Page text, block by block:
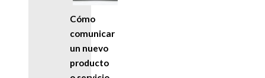
Cómo
comunicar
un nuevo
producto